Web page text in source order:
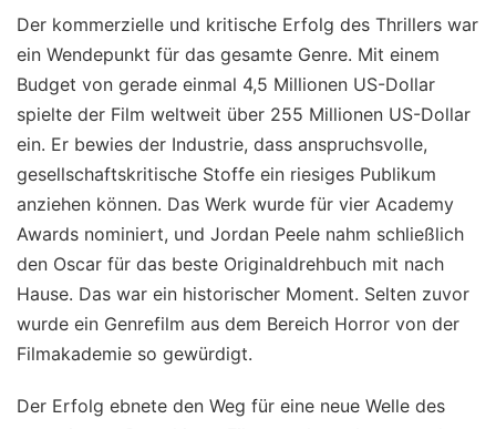
Der kommerzielle und kritische Erfolg des Thrillers war
ein Wendepunkt für das gesamte Genre. Mit einem
Budget von gerade einmal 4,5 Millionen US-Dollar
spielte der Film weltweit über 255 Millionen US-Dollar
ein. Er bewies der Industrie, dass anspruchsvolle,
gesellschaftskritische Stoffe ein riesiges Publikum
anziehen können. Das Werk wurde für vier Academy
Awards nominiert, und Jordan Peele nahm schließlich
den Oscar für das beste Originaldrehbuch mit nach
Hause. Das war ein historischer Moment. Selten zuvor
wurde ein Genrefilm aus dem Bereich Horror von der
Filmakademie so gewürdigt.
Der Erfolg ebnete den Weg für eine neue Welle des